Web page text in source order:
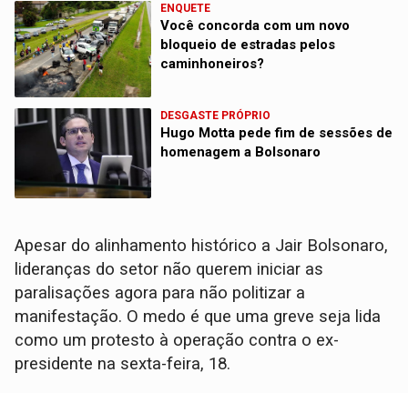
ENQUETE
Você concorda com um novo
bloqueio de estradas pelos
caminhoneiros?
DESGASTE PRÓPRIO
Hugo Motta pede fim de sessões de
homenagem a Bolsonaro
Apesar do alinhamento histórico a Jair Bolsonaro,
lideranças do setor não querem iniciar as
paralisações agora para não politizar a
manifestação. O medo é que uma greve seja lida
como um protesto à operação contra o ex-
presidente na sexta-feira, 18.